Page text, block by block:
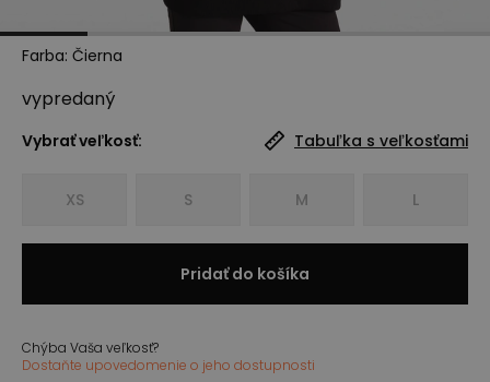
Farba: Čierna
vypredaný
Vybrať veľkosť: Tabuľka s veľkosťami
XS S M L
Pridať do košíka
Chýba Vaša veľkosť?
Dostaňte upovedomenie o jeho dostupnosti